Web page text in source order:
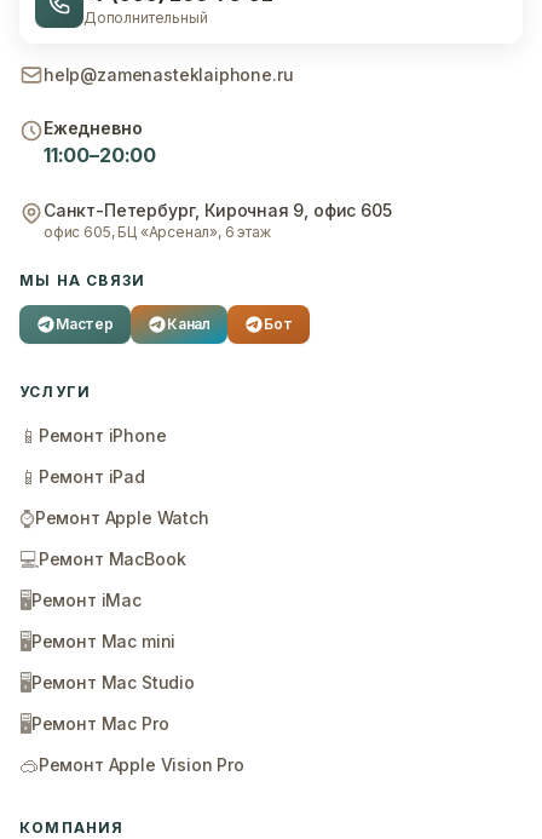
Дополнительный
help@zamenasteklaiphone.ru
Ежедневно
11:00–20:00
Санкт-Петербург, Кирочная 9, офис 605
офис 605, БЦ «Арсенал», 6 этаж
МЫ НА СВЯЗИ
Мастер Канал Бот
УСЛУГИ
📱 Ремонт iPhone
📱 Ремонт iPad
⌚Ремонт Apple Watch
💻Ремонт MacBook
🖥️Ремонт iMac
🖥️Ремонт Mac mini
🖥️Ремонт Mac Studio
🖥️Ремонт Mac Pro
🥽Ремонт Apple Vision Pro
КОМПАНИЯ